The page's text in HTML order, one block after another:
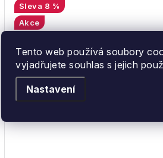
Tento web používá soubory
vyjadřujete souhlas s jejich
Nastavení
8 %
Akce